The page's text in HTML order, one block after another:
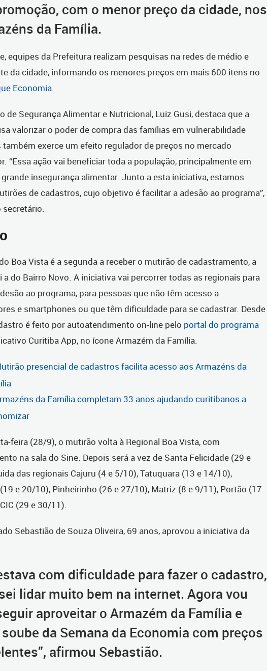
com o menor preço da cidade, nos
da Família.
equipes da Prefeitura realizam pesquisas na redes de médio e
da cidade, informando os menores preços em mais 600 itens no
Economia.
de Segurança Alimentar e Nutricional, Luiz Gusi, destaca que a
valorizar o poder de compra das famílias em vulnerabilidade
também exerce um efeito regulador de preços no mercado
“Essa ação vai beneficiar toda a população, principalmente em
insegurança alimentar. Junto a esta iniciativa, estamos
de cadastros, cujo objetivo é facilitar a adesão ao programa”,
secretário.
Boa Vista é a segunda a receber o mutirão de cadastramento, a
a do Bairro Novo. A iniciativa vai percorrer todas as regionais para
ao programa, para pessoas que não têm acesso a
e smartphones ou que têm dificuldade para se cadastrar. Desde
é feito por autoatendimento on-line pelo portal do programa
Curitiba App, no ícone Armazém da Família.
presencial de cadastros facilita acesso aos Armazéns da
da Família completam 33 anos ajudando curitibanos a
feira (28/9), o mutirão volta à Regional Boa Vista, com
na sala do Sine. Depois será a vez de Santa Felicidade (29 e
das regionais Cajuru (4 e 5/10), Tatuquara (13 e 14/10),
e 20/10), Pinheirinho (26 e 27/10), Matriz (8 e 9/11), Portão (17
(29 e 30/11).
Sebastião de Souza Oliveira, 69 anos, aprovou a iniciativa da
com dificuldade para fazer o cadastro,
lidar muito bem na internet. Agora vou
aproveitar o Armazém da Família e
da Semana da Economia com preços
afirmou Sebastião.